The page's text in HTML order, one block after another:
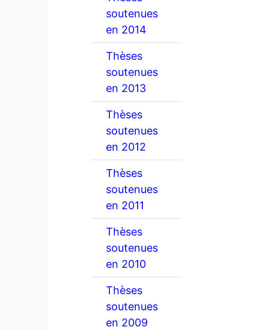
soutenues
en 2014
Thèses
soutenues
en 2013
Thèses
soutenues
en 2012
Thèses
soutenues
en 2011
Thèses
soutenues
en 2010
Thèses
soutenues
en 2009